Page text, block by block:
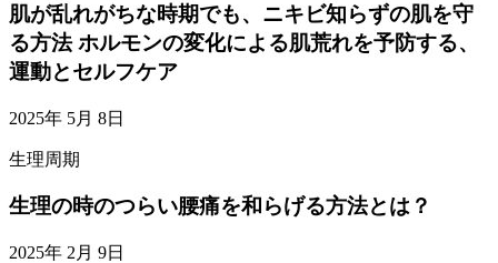
肌が乱れがちな時期でも、ニキビ知らずの肌を守
る方法 ホルモンの変化による肌荒れを予防する、
運動とセルフケア
2025年 5月 8日
生理周期
生理の時のつらい腰痛を和らげる方法とは？
2025年 2月 9日